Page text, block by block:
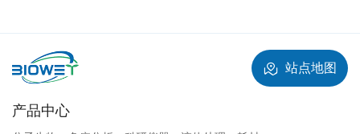
站点地图
产品中心